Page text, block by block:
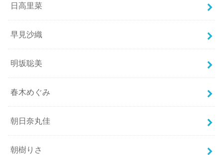
日高里菜
早見沙織
明坂聡美
春木めぐみ
朝日奈丸佳
朝樹りさ